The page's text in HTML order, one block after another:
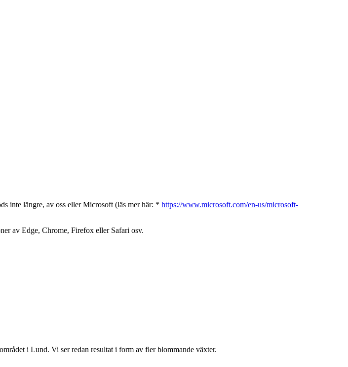
inte längre, av oss eller Microsoft (läs mer här: * https://www.microsoft.com/en-us/microsoft-
av Edge, Chrome, Firefox eller Safari osv.
i Lund. Vi ser redan resultat i form av fler blommande växter.